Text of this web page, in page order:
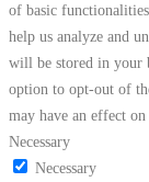
of basic
help us analyze and
will be stored in your
option to opt-out of
may have an effect
Necessary
Necessary